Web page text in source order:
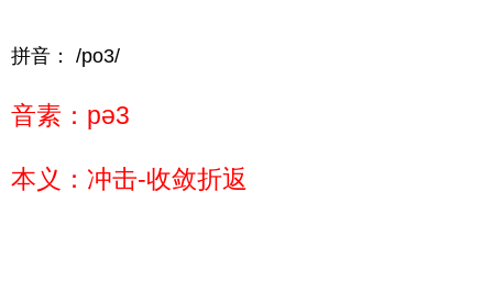
拼音： /po3/
音素：pə3
本义：冲击-收敛折返